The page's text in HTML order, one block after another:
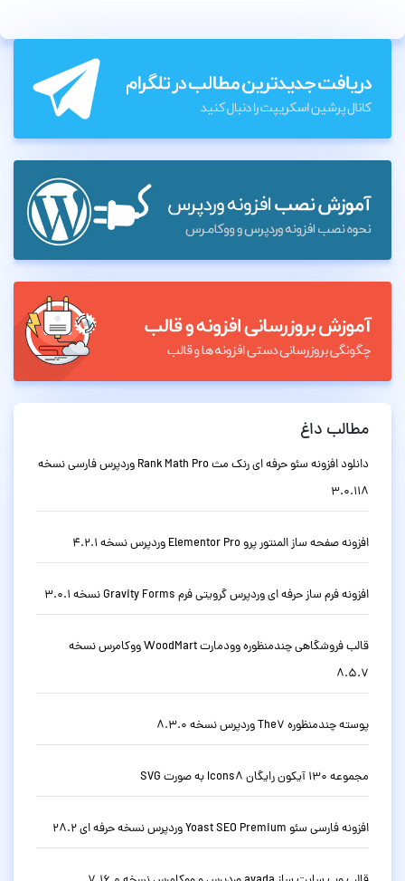
مطالب داغ
دانلود افزونه سئو حرفه ای رنک مث Rank Math Pro وردپرس فارسی نسخه
3.0.118
افزونه صفحه ساز المنتور پرو Elementor Pro وردپرس نسخه 4.2.1
افزونه فرم ساز حرفه ای وردپرس گرویتی فرم Gravity Forms نسخه 3.0.1
قالب فروشگاهی چندمنظوره وودمارت WoodMart ووکامرس نسخه
8.5.7
پوسته چندمنظوره The7 وردپرس نسخه 8.3.0
مجموعه 130 آیکون رایگان Icons8 به صورت SVG
افزونه فارسی سئو Yoast SEO Premium وردپرس نسخه حرفه ای 28.2